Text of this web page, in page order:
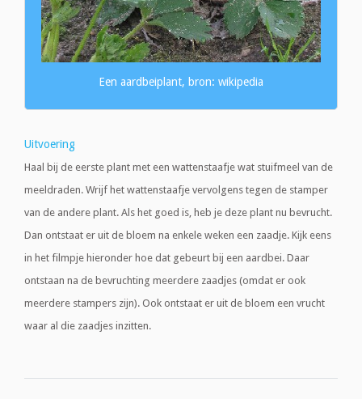
Een aardbeiplant, bron: wikipedia
Uitvoering
Haal bij de eerste plant met een wattenstaafje wat stuifmeel van de
meeldraden. Wrijf het wattenstaafje vervolgens tegen de stamper
van de andere plant. Als het goed is, heb je deze plant nu bevrucht.
Dan ontstaat er uit de bloem na enkele weken een zaadje. Kijk eens
in het filmpje hieronder hoe dat gebeurt bij een aardbei. Daar
ontstaan na de bevruchting meerdere zaadjes (omdat er ook
meerdere stampers zijn). Ook ontstaat er uit de bloem een vrucht
waar al die zaadjes inzitten.